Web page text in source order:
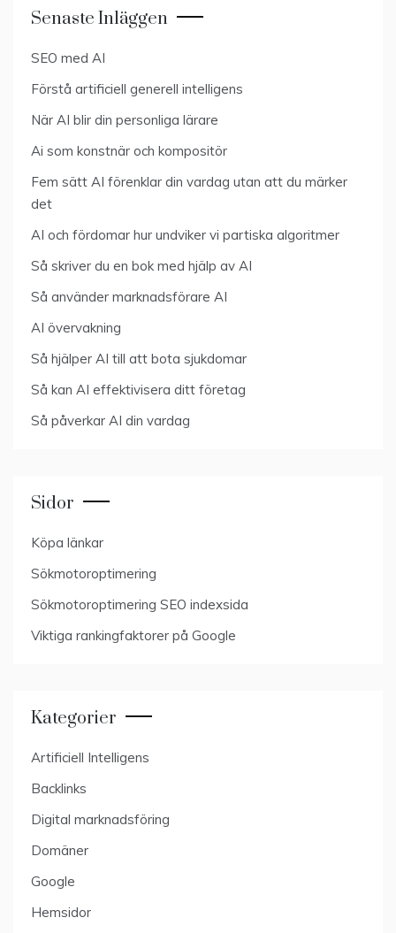
Senaste Inläggen
SEO med AI
Förstå artificiell generell intelligens
När AI blir din personliga lärare
Ai som konstnär och kompositör
Fem sätt AI förenklar din vardag utan att du märker
det
AI och fördomar hur undviker vi partiska algoritmer
Så skriver du en bok med hjälp av AI
Så använder marknadsförare AI
AI övervakning
Så hjälper AI till att bota sjukdomar
Så kan AI effektivisera ditt företag
Så påverkar AI din vardag
Sidor
Köpa länkar
Sökmotoroptimering
Sökmotoroptimering SEO indexsida
Viktiga rankingfaktorer på Google
Kategorier
Artificiell Intelligens
Backlinks
Digital marknadsföring
Domäner
Google
Hemsidor